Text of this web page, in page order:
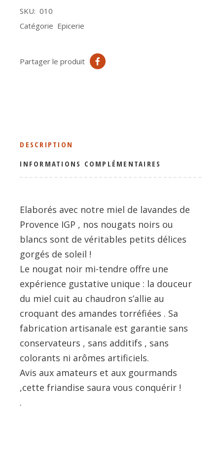
SKU: 010
Catégorie Epicerie
Partager le produit
DESCRIPTION
INFORMATIONS COMPLÉMENTAIRES
Elaborés avec notre miel de lavandes de
Provence IGP , nos nougats noirs ou
blancs sont de véritables petits délices
gorgés de soleil !
Le nougat noir mi-tendre offre une
expérience gustative unique : la douceur
du miel cuit au chaudron s’allie au
croquant des amandes torréfiées . Sa
fabrication artisanale est garantie sans
conservateurs , sans additifs , sans
colorants ni arômes artificiels.
Avis aux amateurs et aux gourmands
,cette friandise saura vous conquérir !
.